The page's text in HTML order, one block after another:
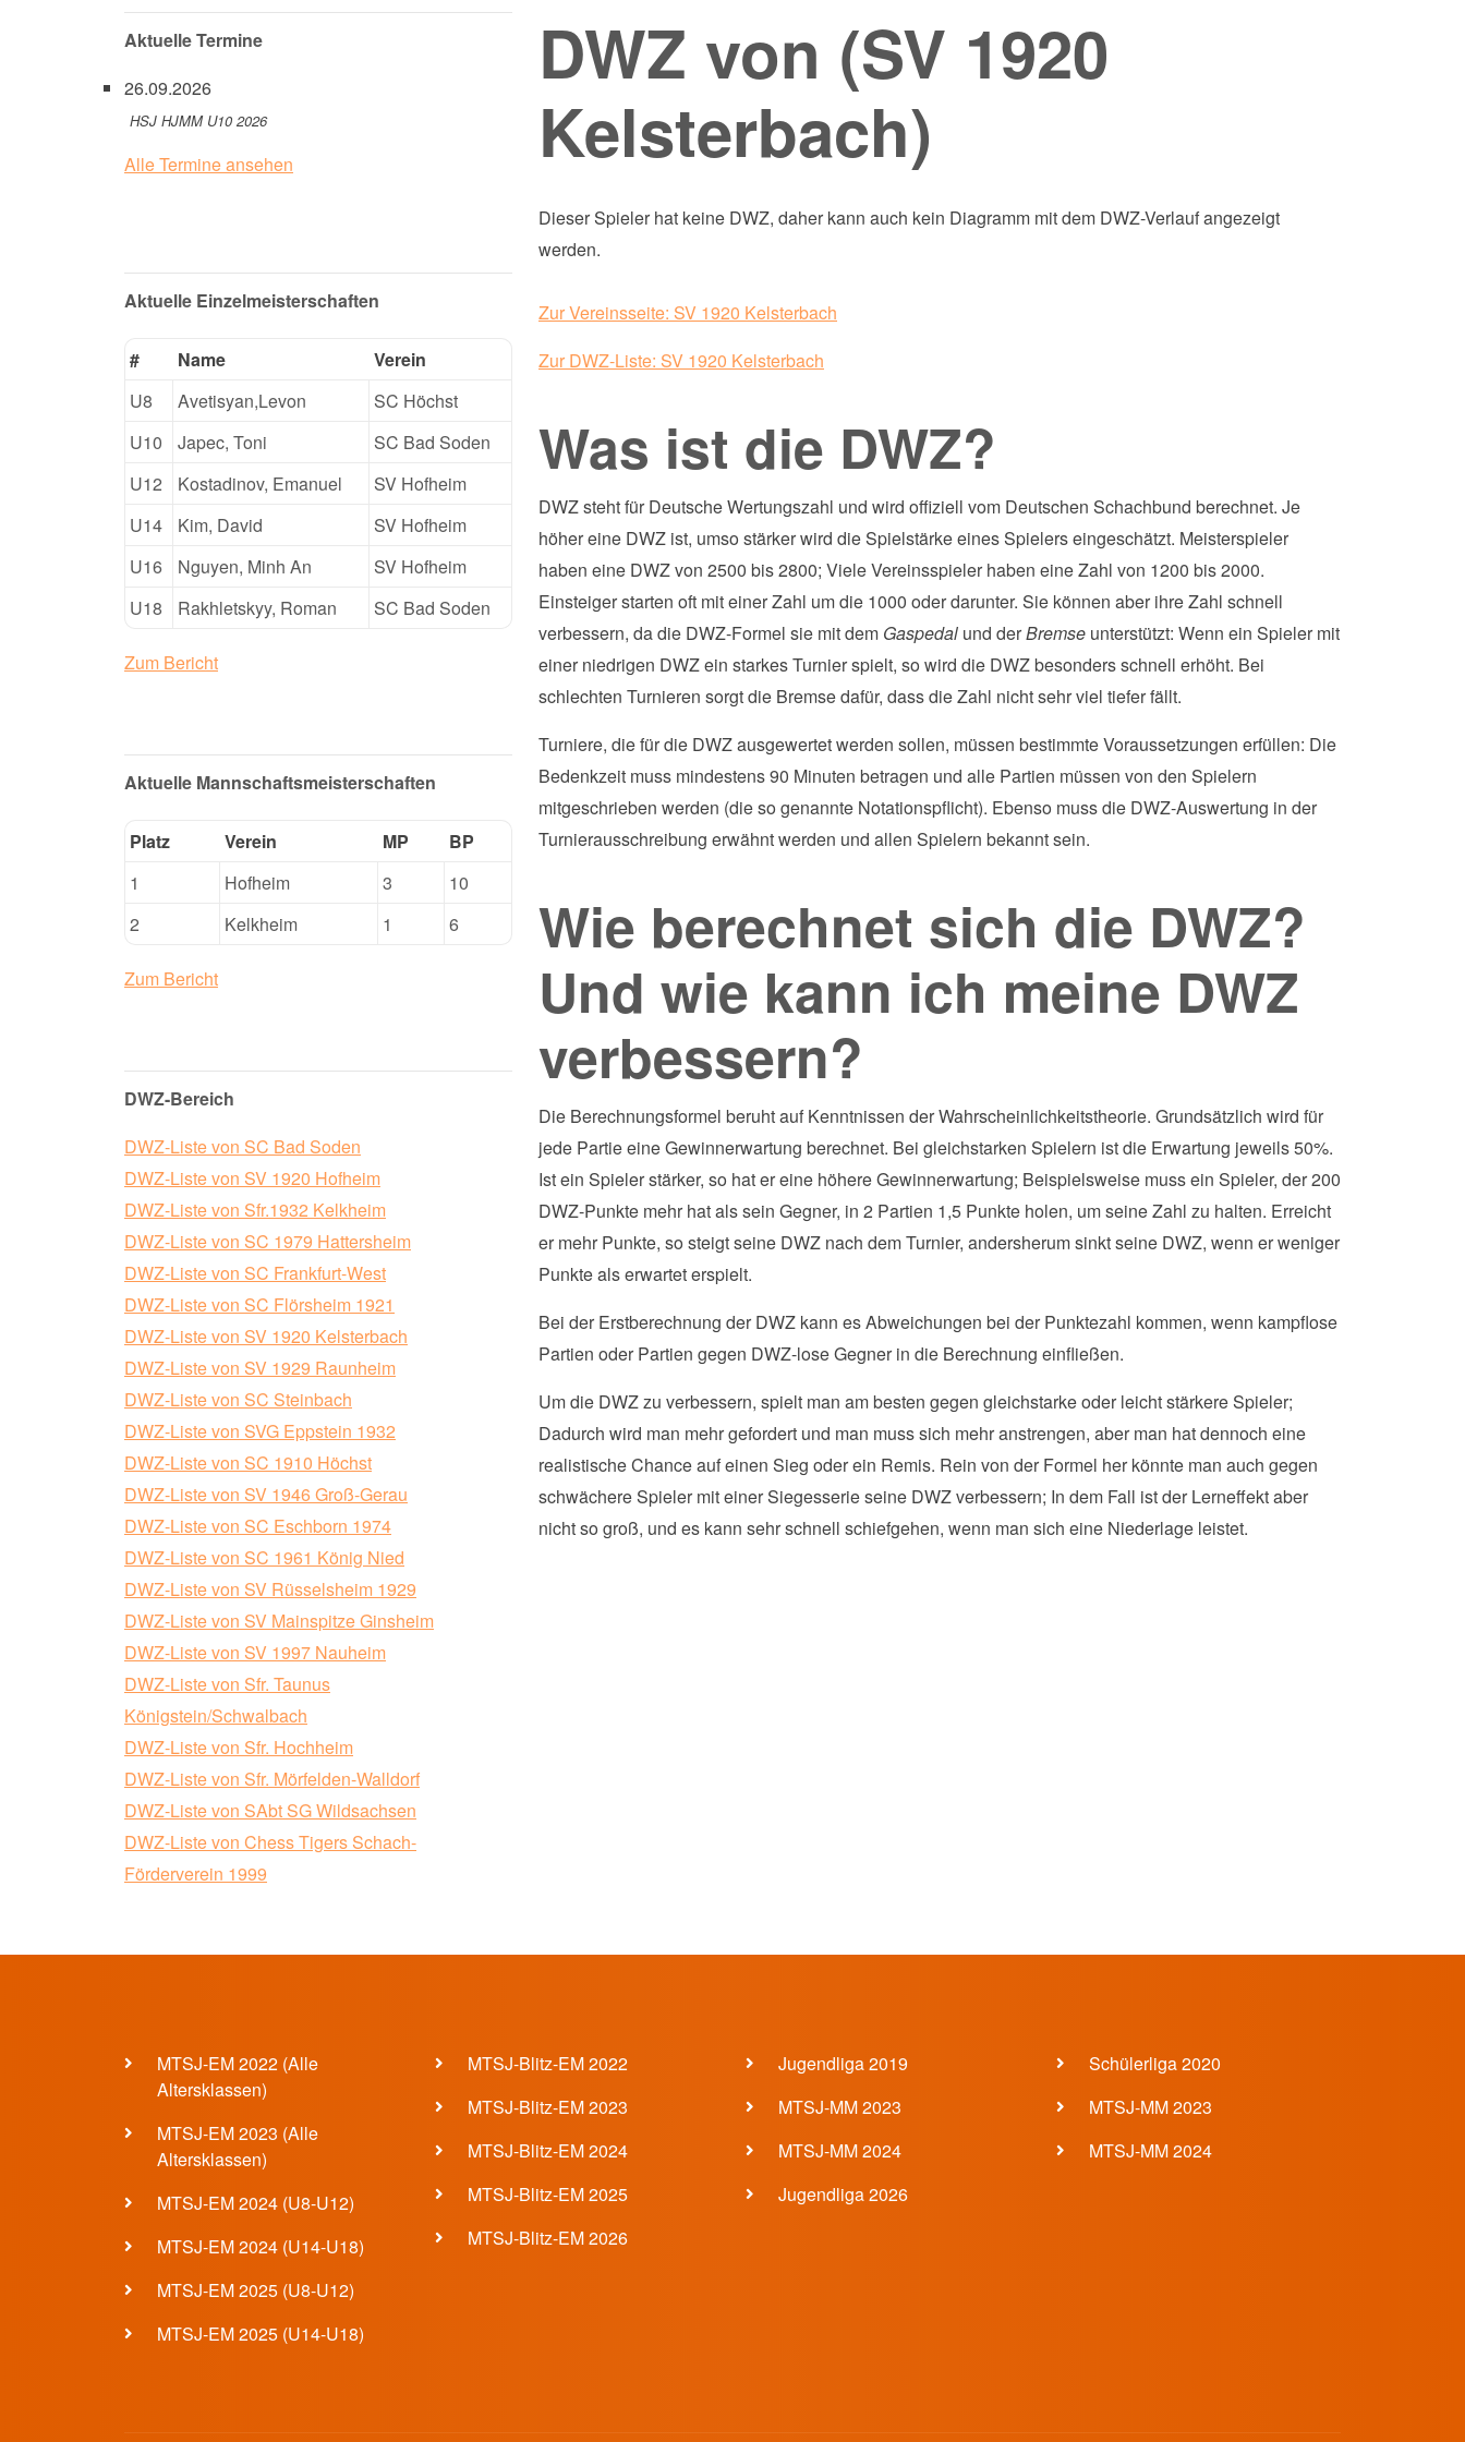
DWZ von (SV 1920
Kelsterbach)
Dieser Spieler hat keine DWZ, daher kann auch kein Diagramm mit dem DWZ-Verlauf angezeigt
werden.
Zur Vereinsseite: SV 1920 Kelsterbach
Zur DWZ-Liste: SV 1920 Kelsterbach
Was ist die DWZ?
DWZ steht für Deutsche Wertungszahl und wird offiziell vom Deutschen Schachbund berechnet. Je
höher eine DWZ ist, umso stärker wird die Spielstärke eines Spielers eingeschätzt. Meisterspieler
haben eine DWZ von 2500 bis 2800; Viele Vereinsspieler haben eine Zahl von 1200 bis 2000.
Einsteiger starten oft mit einer Zahl um die 1000 oder darunter. Sie können aber ihre Zahl schnell
verbessern, da die DWZ-Formel sie mit dem Gaspedal und derBremse unterstützt: Wenn ein Spieler mit
einer niedrigen DWZ ein starkes Turnier spielt, so wird die DWZ besonders schnell erhöht. Bei
schlechten Turnieren sorgt die Bremse dafür, dass die Zahl nicht sehr viel tiefer fällt.
Turniere, die für die DWZ ausgewertet werden sollen, müssen bestimmte Voraussetzungen erfüllen: Die
Bedenkzeit muss mindestens 90 Minuten betragen und alle Partien müssen von den Spielern
mitgeschrieben werden (die so genannte Notationspflicht). Ebenso muss die DWZ-Auswertung in der
Turnierausschreibung erwähnt werden und allen Spielern bekannt sein.
Wie berechnet sich die DWZ?
Und wie kann ich meine DWZ
verbessern?
Die Berechnungsformel beruht auf Kenntnissen der Wahrscheinlichkeitstheorie. Grundsätzlich wird für
jede Partie eine Gewinnerwartung berechnet. Bei gleichstarken Spielern ist die Erwartung jeweils 50%.
Ist ein Spieler stärker, so hat er eine höhere Gewinnerwartung; Beispielsweise muss ein Spieler, der 200
DWZ-Punkte mehr hat als sein Gegner, in 2 Partien 1,5 Punkte holen, um seine Zahl zu halten. Erreicht
er mehr Punkte, so steigt seine DWZ nach dem Turnier, andersherum sinkt seine DWZ, wenn er weniger
Punkte als erwartet erspielt.
Bei der Erstberechnung der DWZ kann es Abweichungen bei der Punktezahl kommen, wenn kampflose
Partien oder Partien gegen DWZ-lose Gegner in die Berechnung einfließen.
Um die DWZ zu verbessern, spielt man am besten gegen gleichstarke oder leicht stärkere Spieler;
Dadurch wird man mehr gefordert und man muss sich mehr anstrengen, aber man hat dennoch eine
realistische Chance auf einen Sieg oder ein Remis. Rein von der Formel her könnte man auch gegen
schwächere Spieler mit einer Siegesserie seine DWZ verbessern; In dem Fall ist der Lerneffekt aber
nicht so groß, und es kann sehr schnell schiefgehen, wenn man sich eine Niederlage leistet.
Aktuelle Termine
26.09.2026
HSJ HJMM U10 2026
Alle Termine ansehen
Aktuelle Einzelmeisterschaften
# Name
Verein
U8
Avetisyan,Levon
SC Höchst
U10
Japec, Toni
SC Bad Soden
U12
Kostadinov, Emanuel
SV Hofheim
U14
Kim, David
SV Hofheim
U16
Nguyen, Minh An
SV Hofheim
U18
Rakhletskyy, Roman SC Bad Soden
Zum Bericht
Aktuelle Mannschaftsmeisterschaften
Platz Verein MP
BP
1
Hofheim 3
10
2
Kelkheim 1 6
Zum Bericht
DWZ-Bereich
DWZ-Liste von SC Bad Soden
DWZ-Liste von SV 1920 Hofheim
DWZ-Liste von Sfr.1932 Kelkheim
DWZ-Liste von SC 1979 Hattersheim
DWZ-Liste von SC Frankfurt-West
DWZ-Liste von SC Flörsheim 1921
DWZ-Liste von SV 1920 Kelsterbach
DWZ-Liste von SV 1929 Raunheim
DWZ-Liste von SC Steinbach
DWZ-Liste von SVG Eppstein 1932
DWZ-Liste von SC 1910 Höchst
DWZ-Liste von SV 1946 Groß-Gerau
DWZ-Liste von SC Eschborn 1974
DWZ-Liste von SC 1961 König Nied
DWZ-Liste von SV Rüsselsheim 1929
DWZ-Liste von SV Mainspitze Ginsheim
DWZ-Liste von SV 1997 Nauheim
DWZ-Liste von Sfr. Taunus
Königstein/Schwalbach
DWZ-Liste von Sfr. Hochheim
DWZ-Liste von Sfr. Mörfelden-Walldorf
DWZ-Liste von SAbt SG Wildsachsen
DWZ-Liste von Chess Tigers Schach-
Förderverein 1999
Footer 1 Menü
MTSJ-EM 2022 (Alle
Altersklassen)
MTSJ-EM 2023 (Alle
Altersklassen)
MTSJ-EM 2024 (U8-U12)
MTSJ-EM 2024 (U14-U18)
MTSJ-EM 2025 (U8-U12)
MTSJ-EM 2025 (U14-U18)
Footer 2 Menü
MTSJ-Blitz-EM 2022
MTSJ-Blitz-EM 2023
MTSJ-Blitz-EM 2024
MTSJ-Blitz-EM 2025
MTSJ-Blitz-EM 2026
Footer 3 Menü
Jugendliga 2019
MTSJ-MM 2023
MTSJ-MM 2024
Jugendliga 2026
Footer 4 Menü
Schülerliga 2020
MTSJ-MM 2023
MTSJ-MM 2024